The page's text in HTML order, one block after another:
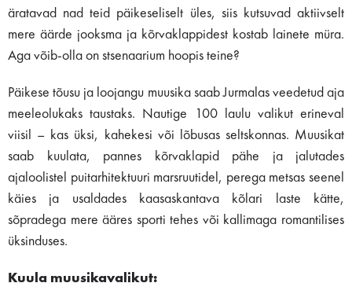
äratavad nad teid päikeseliselt üles, siis kutsuvad aktiivselt
mere äärde jooksma ja kõrvaklappidest kostab lainete müra.
Aga võib-olla on stsenaarium hoopis teine?
Päikese tõusu ja loojangu muusika saab Jurmalas veedetud aja
meeleolukaks taustaks. Nautige 100 laulu valikut erineval
viisil – kas üksi, kahekesi või lõbusas seltskonnas. Muusikat
saab kuulata, pannes kõrvaklapid pähe ja jalutades
ajaloolistel puitarhitektuuri marsruutidel, perega metsas seenel
käies ja usaldades kaasaskantava kõlari laste kätte,
sõpradega mere ääres sporti tehes või kallimaga romantilises
üksinduses.
Kuula muusikavalikut: